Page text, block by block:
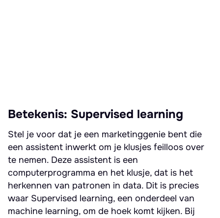
Betekenis: Supervised learning
Stel je voor dat je een marketinggenie bent die
een assistent inwerkt om je klusjes feilloos over
te nemen. Deze assistent is een
computerprogramma en het klusje, dat is het
herkennen van patronen in data. Dit is precies
waar Supervised learning, een onderdeel van
machine learning, om de hoek komt kijken. Bij